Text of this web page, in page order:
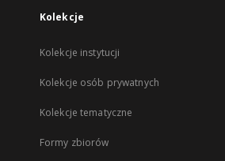
Kolekcje
Kolekcje instytucji
Kolekcje osób prywatnych
Kolekcje tematyczne
Formy zbiorów